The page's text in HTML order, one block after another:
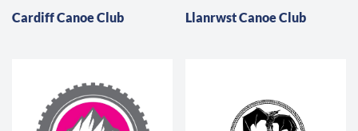
Cardiff Canoe Club Llanrwst Canoe Club